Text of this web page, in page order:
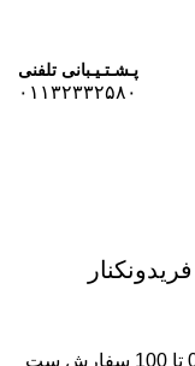
پـشـتـیـبانی تلفنی
۰۱۱۳۲۳۳۲۵۸۰